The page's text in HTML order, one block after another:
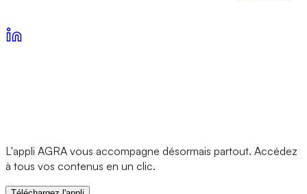
L'appli AGRA vous accompagne désormais partout. Accédez
à tous vos contenus en un clic.